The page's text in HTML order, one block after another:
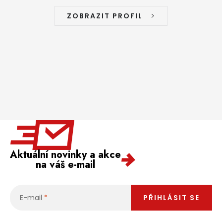
ZOBRAZIT PROFIL
Aktuální novinky a akce
na váš e-mail
E-mail PŘIHLÁSIT SE